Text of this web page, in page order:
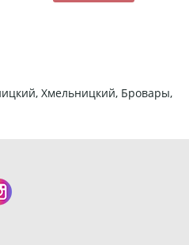
Хмельницкий, Бровары,